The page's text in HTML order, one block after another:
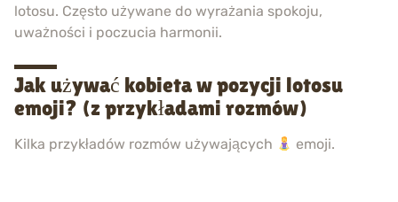
lotosu. Często używane do wyrażania spokoju,
uważności i poczucia harmonii.
Jak używać kobieta w pozycji lotosu
emoji? (z przykładami rozmów)
Kilka przykładów rozmów używających emoji.